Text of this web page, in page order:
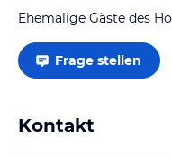
Ehemalige Gäste des
Frage stellen
Kontakt